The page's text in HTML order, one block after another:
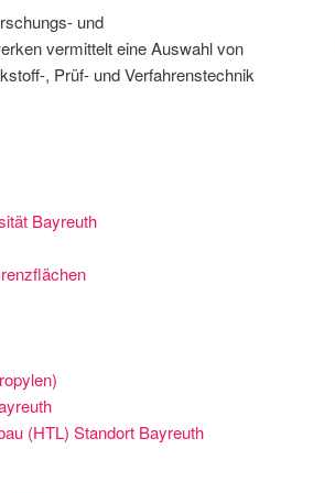
und
vermittelt eine Auswahl von
, Prüf- und Verfahrenstechnik
Bayreuth
(HTL) Standort Bayreuth